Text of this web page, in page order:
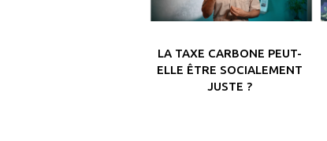
LA TAXE CARBONE PEUT-
ELLE ÊTRE SOCIALEMENT
JUSTE ?